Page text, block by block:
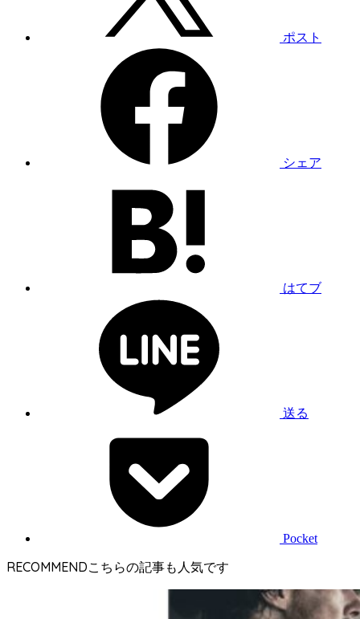
ポスト
シェア
はてブ
送る
Pocket
RECOMMEND